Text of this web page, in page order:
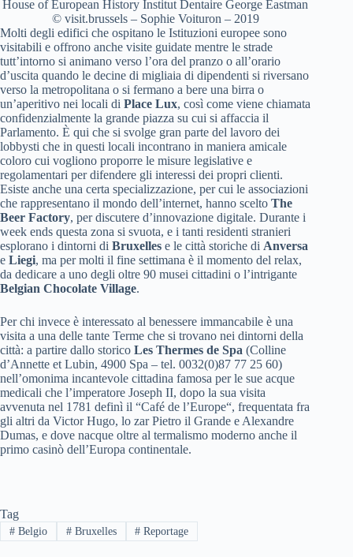
House of European History Institut Dentaire George Eastman
© visit.brussels – Sophie Voituron – 2019
Molti degli edifici che ospitano le Istituzioni europee sono
visitabili e offrono anche visite guidate mentre le strade
tutt’intorno si animano verso l’ora del pranzo o all’orario
d’uscita quando le decine di migliaia di dipendenti si riversano
verso la metropolitana o si fermano a bere una birra o
un’aperitivo nei locali di Place Lux, così come viene chiamata
confidenzialmente la grande piazza su cui si affaccia il
Parlamento. È qui che si svolge gran parte del lavoro dei
lobbysti che in questi locali incontrano in maniera amicale
coloro cui vogliono proporre le misure legislative e
regolamentari per difendere gli interessi dei propri clienti.
Esiste anche una certa specializzazione, per cui le associazioni
che rappresentano il mondo dell’internet, hanno scelto The
Beer Factory, per discutere d’innovazione digitale. Durante i
week ends questa zona si svuota, e i tanti residenti stranieri
esplorano i dintorni di Bruxelles e le città storiche di Anversa
e Liegi, ma per molti il fine settimana è il momento del relax,
da dedicare a uno degli oltre 90 musei cittadini o l’intrigante
Belgian Chocolate Village.
Per chi invece è interessato al benessere immancabile è una
visita a una delle tante Terme che si trovano nei dintorni della
città: a partire dallo storico Les Thermes de Spa (Colline
d’Annette et Lubin, 4900 Spa – tel. 0032(0)87 77 25 60)
nell’omonima incantevole cittadina famosa per le sue acque
medicali che l’imperatore Joseph II, dopo la sua visita
avvenuta nel 1781 definì il “Café de l’Europe“, frequentata fra
gli altri da Victor Hugo, lo zar Pietro il Grande e Alexandre
Dumas, e dove nacque oltre al termalismo moderno anche il
primo casinò dell’Europa continentale.
Tag
#Belgio #Bruxelles # Reportage